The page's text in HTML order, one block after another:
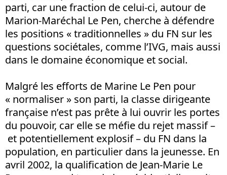
parti, car une fraction de celui-ci, autour de
Marion-Maréchal Le Pen, cherche à défendre
les positions « traditionnelles » du FN sur les
questions sociétales, comme l’IVG, mais aussi
dans le domaine économique et social.
Malgré les efforts de Marine Le Pen pour
« normaliser » son parti, la classe dirigeante
française n’est pas prête à lui ouvrir les portes
du pouvoir, car elle se méfie du rejet massif –
et potentiellement explosif – du FN dans la
population, en particulier dans la jeunesse. En
avril 2002, la qualification de Jean-Marie Le